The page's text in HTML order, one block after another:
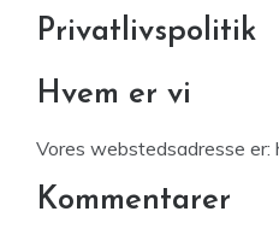
Privatlivspolitik
Hvem er vi
Vores webstedsadresse
Kommentarer